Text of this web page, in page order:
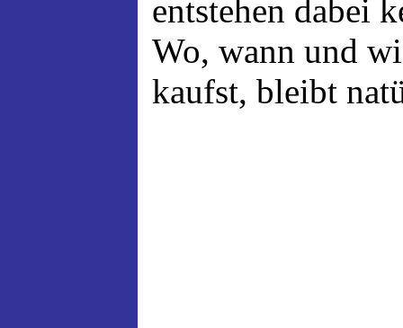
entstehen dabei
Wo, wann und
kaufst, bleibt